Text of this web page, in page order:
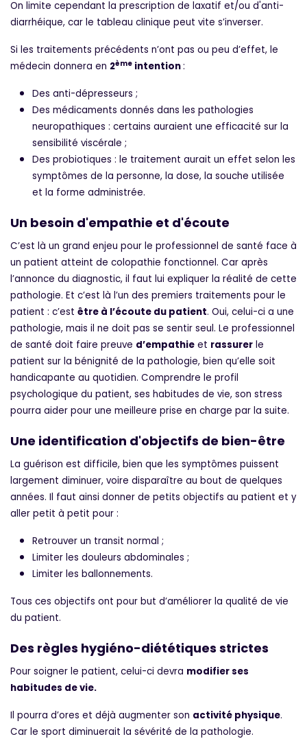
On limite cependant la prescription de laxatif et/ou d'anti-
diarrhéique, car le tableau clinique peut vite s’inverser.
Si les traitements précédents n’ont pas ou peu d’effet, le
médecin donnera en 2ème intention :
Des anti-dépresseurs ;
Des médicaments donnés dans les pathologies
neuropathiques : certains auraient une efficacité sur la
sensibilité viscérale ;
Des probiotiques : le traitement aurait un effet selon les
symptômes de la personne, la dose, la souche utilisée
et la forme administrée.
Un besoin d'empathie et d'écoute
C’est là un grand enjeu pour le professionnel de santé face à
un patient atteint de colopathie fonctionnel. Car après
l’annonce du diagnostic, il faut lui expliquer la réalité de cette
pathologie. Et c’est là l’un des premiers traitements pour le
patient : c’est être à l’écoute du patient. Oui, celui-ci a une
pathologie, mais il ne doit pas se sentir seul. Le professionnel
de santé doit faire preuve d’empathie et rassurer le
patient sur la bénignité de la pathologie, bien qu’elle soit
handicapante au quotidien. Comprendre le profil
psychologique du patient, ses habitudes de vie, son stress
pourra aider pour une meilleure prise en charge par la suite.
Une identification d'objectifs de bien-être
La guérison est difficile, bien que les symptômes puissent
largement diminuer, voire disparaître au bout de quelques
années. Il faut ainsi donner de petits objectifs au patient et y
aller petit à petit pour :
Retrouver un transit normal ;
Limiter les douleurs abdominales ;
Limiter les ballonnements.
Tous ces objectifs ont pour but d’améliorer la qualité de vie
du patient.
Des règles hygiéno-diététiques strictes
Pour soigner le patient, celui-ci devra modifier ses
habitudes de vie.
Il pourra d’ores et déjà augmenter son activité physique.
Car le sport diminuerait la sévérité de la pathologie.